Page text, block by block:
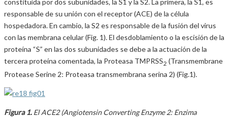
responsable de su unión con el receptor (ACE) de la célula
hospedadora. En cambio, la S2 es responsable de la fusión del virus
con las membrana celular (Fig. 1). El desdoblamiento o la escisión de la
proteína “S” en las dos subunidades se debe a la actuación de la
tercera proteína comentada, la Proteasa TMPRSS2 (Transmembrane
Protease Serine 2: Proteasa transmembrana serina 2) (Fig.1).
Figura 1. El ACE2 (Angiotensin Converting Enzyme 2: Enzima